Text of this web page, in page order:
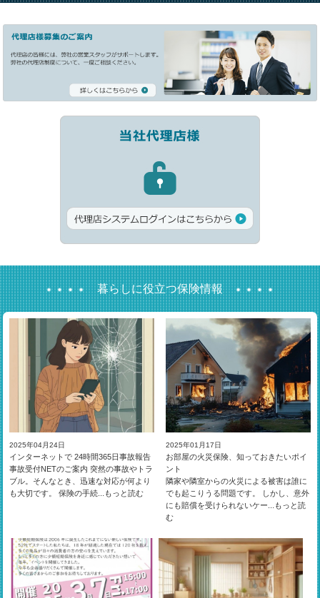
新型コロナウイルス感染対策に伴う業務受付方法変更に関するご
案内
2020年 4月1日
お知らせ
新型コロナウィルス感染症により影響を受けられましたご契約者
2019年 10月15日
2019年 9月13日
令和元年台風第15号の影響による停電に伴う被害を受けられた皆
様へ
2018年 7月11日
平成30年度決算公告を掲載いたしました。
2018年 7月11日
ご契約者さまに、ショートメッセージサービスによるご案内を始
めました
2018年 3月1日
賃貸テナント入居者様専用保険「ビジネスパートナー」開発・販
売開始
お客様本位の業務運営に関する方針
暮らしに役立つ保険情報
2025年04月24日
インターネットで 24時間365日事故報告
事故受付NETのご案内 突然の事故やトラ
ブル。そんなとき、迅速な対応が何より
も大切です。 保険の手続...
もっと読む
2025年01月17日
お部屋の火災保険、知っておきたいポイ
ント
隣家や隣室からの火災による被害は誰に
でも起こりうる問題です。 しかし、意外
にも賠償を受けられないケー...
もっと読
む